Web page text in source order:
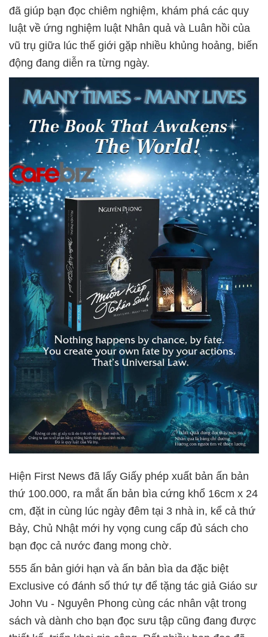
đã giúp bạn đọc chiêm nghiệm, khám phá các quy
luật về ứng nghiệm luật Nhân quả và Luân hồi của
vũ trụ giữa lúc thế giới gặp nhiều khủng hoảng, biến
động đang diễn ra từng ngày.
Hiện First News đã lấy Giấy phép xuất bản ấn bản
thứ 100.000, ra mắt ấn bản bìa cứng khổ 16cm x 24
cm, đặt in cùng lúc ngày đêm tại 3 nhà in, kể cả thứ
Bảy, Chủ Nhật mới hy vọng cung cấp đủ sách cho
bạn đọc cả nước đang mong chờ.
555 ấn bản giới hạn và ấn bản bìa da đặc biệt
Exclusive có đánh số thứ tự để tặng tác giả Giáo sư
John Vu - Nguyên Phong cùng các nhân vật trong
sách và dành cho bạn đọc sưu tập cũng đang được